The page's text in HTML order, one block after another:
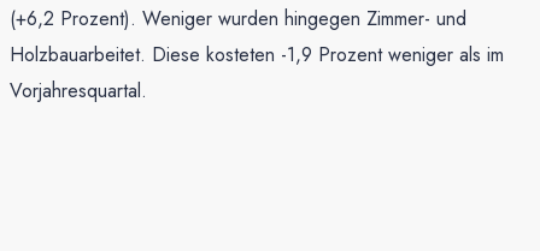
(+6,2 Prozent). Weniger wurden hingegen Zimmer- und
Holzbauarbeitet. Diese kosteten -1,9 Prozent weniger als im
Vorjahresquartal.